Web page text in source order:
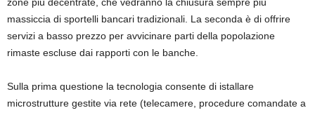
massiccia di sportelli bancari tradizionali. La seconda è di offrire
servizi a basso prezzo per avvicinare parti della popolazione
rimaste escluse dai rapporti con le banche.
Sulla prima questione la tecnologia consente di istallare
microstrutture gestite via rete (telecamere, procedure comandate a